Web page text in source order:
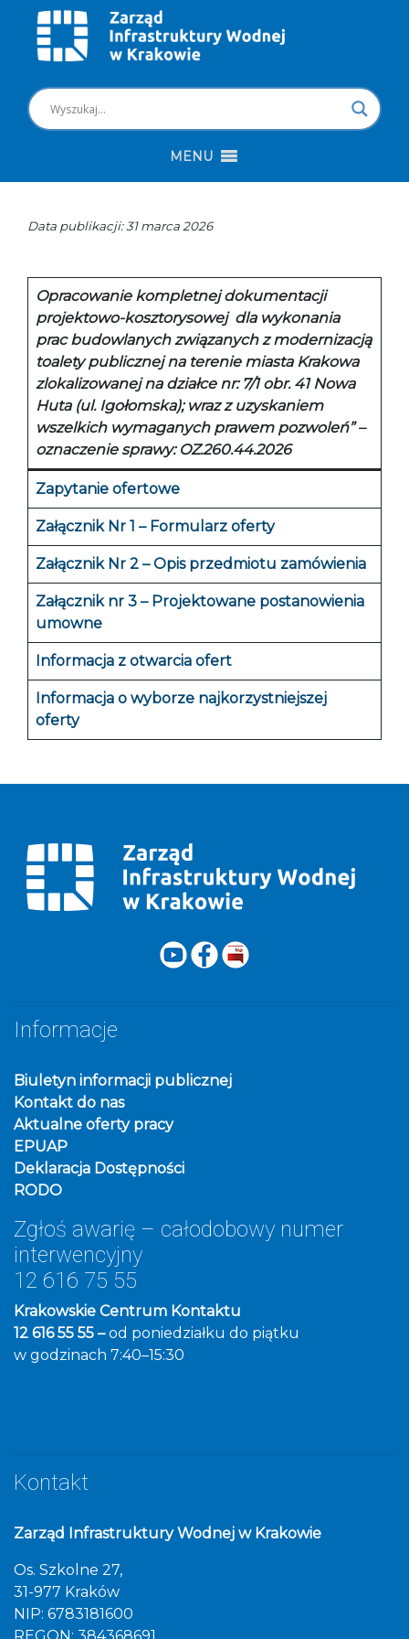
MENU
Data publikacji: 31 marca 2026
Opracowanie kompletnej dokumentacji
projektowo-kosztorysowej dla wykonania
prac budowlanych związanych z modernizacją
toalety publicznej na terenie miasta Krakowa
zlokalizowanej na działce nr: 7/1 obr. 41 Nowa
Huta (ul. Igołomska); wraz z uzyskaniem
wszelkich wymaganych prawem pozwoleń” –
oznaczenie sprawy: OZ.260.44.2026
Zapytanie ofertowe
Załącznik Nr 1 – Formularz oferty
Załącznik Nr 2 – Opis przedmiotu zamówienia
Załącznik nr 3 – Projektowane postanowienia
umowne
Informacja z otwarcia ofert
Informacja o wyborze najkorzystniejszej
oferty
Informacje
Biuletyn informacji publicznej
Kontakt do nas
Aktualne oferty pracy
EPUAP
Deklaracja Dostępności
RODO
Zgłoś awarię – całodobowy numer
interwencyjny
12 616 75 55
Krakowskie Centrum Kontaktu
12 616 55 55 –od poniedziałku do piątku
w godzinach 7:40–15:30
Kontakt
Zarząd Infrastruktury Wodnej w Krakowie
Os. Szkolne 27,
31-977 Kraków
NIP: 6783181600